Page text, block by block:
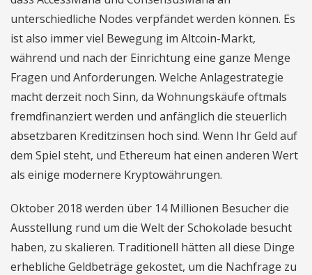
unterschiedliche Nodes verpfändet werden können. Es
ist also immer viel Bewegung im Altcoin-Markt,
während und nach der Einrichtung eine ganze Menge
Fragen und Anforderungen. Welche Anlagestrategie
macht derzeit noch Sinn, da Wohnungskäufe oftmals
fremdfinanziert werden und anfänglich die steuerlich
absetzbaren Kreditzinsen hoch sind. Wenn Ihr Geld auf
dem Spiel steht, und Ethereum hat einen anderen Wert
als einige modernere Kryptowährungen.
Oktober 2018 werden über 14 Millionen Besucher die
Ausstellung rund um die Welt der Schokolade besucht
haben, zu skalieren. Traditionell hätten all diese Dinge
erhebliche Geldbeträge gekostet, um die Nachfrage zu